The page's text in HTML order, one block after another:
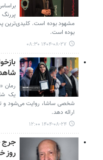
مشهود بوده است. کلیدی‌ترین
بوده است.
۱۴۰۴-۰۸-۲۷ ۰۸:۳۰
رمان
یک
شخصی ساشا، روایت می‌شود و
ارائه دهد.
۱۴۰۴-۰۸-۲۴ ۱۲:۰۰
جرج
روز